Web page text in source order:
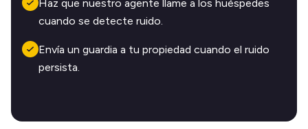
Haz que nuestro agente llame a los huéspedes
cuando se detecte ruido.
Envía un guardia a tu propiedad cuando el ruido
persista.